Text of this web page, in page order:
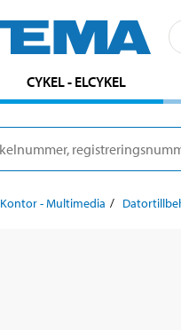
CYKEL - ELCYKEL
Kontor - Multimedia